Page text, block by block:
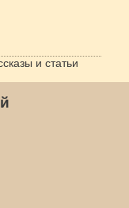
и статьи